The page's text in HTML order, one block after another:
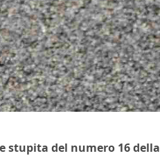
stupita del numero 16 della